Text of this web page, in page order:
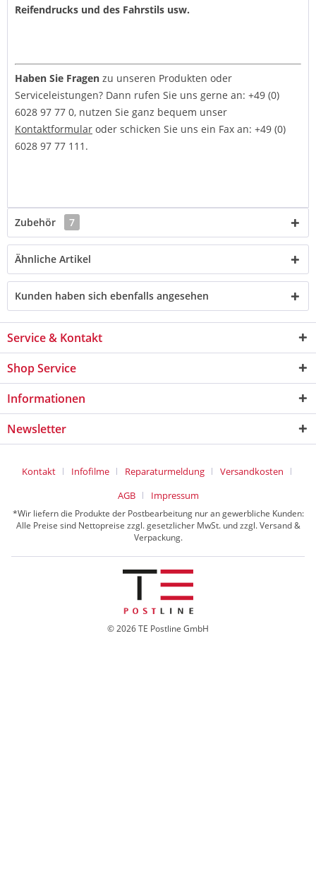
Reifendrucks und des Fahrstils usw.
Haben Sie Fragen zu unseren Produkten oder
Serviceleistungen? Dann rufen Sie uns gerne an: +49 (0)
6028 97 77 0, nutzen Sie ganz bequem unser
Kontaktformular oder schicken Sie uns ein Fax an: +49 (0)
6028 97 77 111.
Zubehör 7
Ähnliche Artikel
Kunden haben sich ebenfalls angesehen
Service & Kontakt
Shop Service
Informationen
Newsletter
Kontakt Infofilme Reparaturmeldung
Versandkosten
AGB
Impressum
*Wir liefern die Produkte der Postbearbeitung nur an gewerbliche Kunden:
Alle Preise sind Nettopreise zzgl. gesetzlicher MwSt. und zzgl. Versand &
Verpackung.
© 2026 TE Postline GmbH